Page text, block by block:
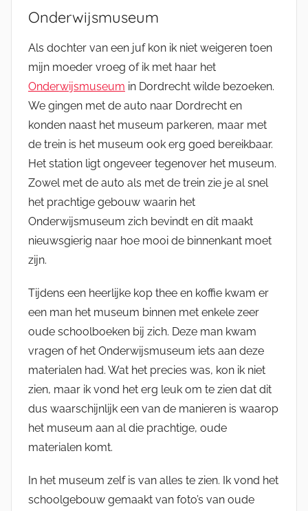
Onderwijsmuseum
Als dochter van een juf kon ik niet weigeren toen
mijn moeder vroeg of ik met haar het
Onderwijsmuseum in Dordrecht wilde bezoeken.
We gingen met de auto naar Dordrecht en
konden naast het museum parkeren, maar met
de trein is het museum ook erg goed bereikbaar.
Het station ligt ongeveer tegenover het museum.
Zowel met de auto als met de trein zie je al snel
het prachtige gebouw waarin het
Onderwijsmuseum zich bevindt en dit maakt
nieuwsgierig naar hoe mooi de binnenkant moet
zijn.
Tijdens een heerlijke kop thee en koffie kwam er
een man het museum binnen met enkele zeer
oude schoolboeken bij zich. Deze man kwam
vragen of het Onderwijsmuseum iets aan deze
materialen had. Wat het precies was, kon ik niet
zien, maar ik vond het erg leuk om te zien dat dit
dus waarschijnlijk een van de manieren is waarop
het museum aan al die prachtige, oude
materialen komt.
In het museum zelf is van alles te zien. Ik vond het
schoolgebouw gemaakt van foto’s van oude